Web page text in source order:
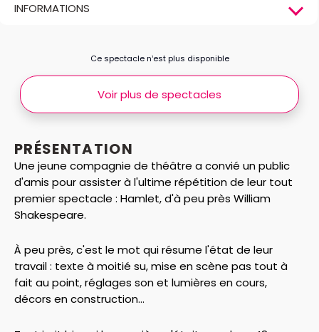
INFORMATIONS
PRÉSENTATION
Une jeune compagnie de théâtre a convié un public
d'amis pour assister à l'ultime répétition de leur tout
premier spectacle : Hamlet, d'à peu près William
Shakespeare.
À peu près, c'est le mot qui résume l'état de leur
travail : texte à moitié su, mise en scène pas tout à
fait au point, réglages son et lumières en cours,
décors en construction...
Ce spectacle n’est plus disponible
Voir plus de spectacles